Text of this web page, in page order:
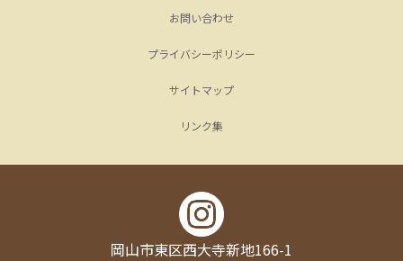
お問い合わせ
プライバシーポリシー
サイトマップ
リンク集
岡山市東区西大寺新地166-1